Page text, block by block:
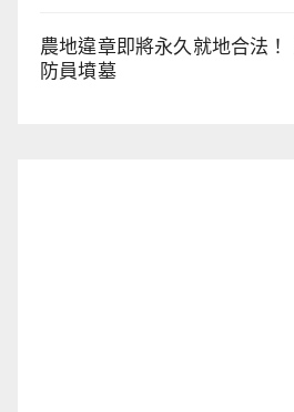
農地違章即將永久就地合法
防員墳墓